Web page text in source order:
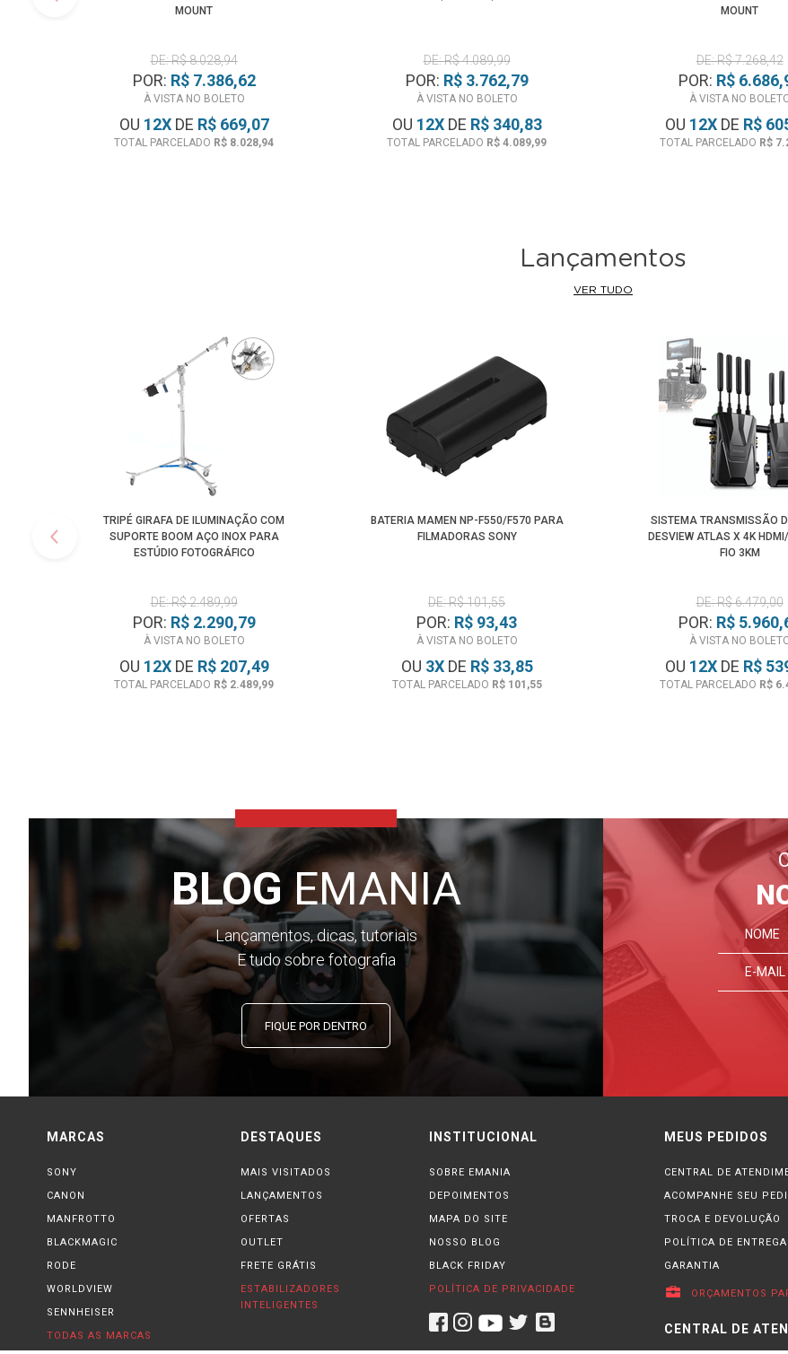
MOUNT
DE: R$ 8.028,94
POR: R$ 7.386,62
À VISTA NO BOLETO
OU 12XDE R$ 669,07
TOTAL PARCELADO R$ 8.028,94
DE: R$ 4.089,99
POR: R$ 3.762,79
À VISTA NO BOLETO
OU 12XDE R$ 340,83
TOTAL PARCELADO R$ 4.089,99
MOUNT
DE: R$ 7.268,42
POR: R$
À VISTA NO
OU 12XDE R$
TOTAL PARCELADO R$
Lançamentos
VER TUDO
TRIPÉ GIRAFA DE ILUMINAÇÃO COM
SUPORTE BOOM AÇO INOX PARA
ESTÚDIO FOTOGRÁFICO
DE: R$ 2.489,99
POR: R$ 2.290,79
À VISTA NO BOLETO
OU 12XDE R$ 207,49
TOTAL PARCELADO R$ 2.489,99
BATERIA MAMEN NP-F550/F570 PARA
FILMADORAS SONY
DE: R$ 101,55
POR: R$ 93,43
À VISTA NO BOLETO
OU 3XDE R$ 33,85
TOTAL PARCELADO R$ 101,55
SISTEMA TRANSMISSÃO
DESVIEW ATLAS X 4K
FIO 3KM
DE: R$ 6.479,00
POR: R$
À VISTA NO
OU 12XDE R$
TOTAL PARCELADO R$
BLOGEMANIA
Lançamentos, dicas, tutoriais
E tudo sobre fotografia
FIQUE POR DENTRO
MARCAS
SONY
CANON
MANFROTTO
BLACKMAGIC
RODE
WORLDVIEW
SENNHEISER
TODAS AS MARCAS
DESTAQUES
MAIS VISITADOS
LANÇAMENTOS
OFERTAS
OUTLET
FRETE GRÁTIS
ESTABILIZADORES
INTELIGENTES
INSTITUCIONAL
SOBRE EMANIA
DEPOIMENTOS
MAPA DO SITE
NOSSO BLOG
BLACK FRIDAY
POLÍTICA DE PRIVACIDADE
MEUS PEDIDOS
CENTRAL DE
ACOMPANHE SEU
TROCA E DEVOLUÇÃO
POLÍTICA DE ENTREGA
GARANTIA
ORÇAMENTOS
CENTRAL DE